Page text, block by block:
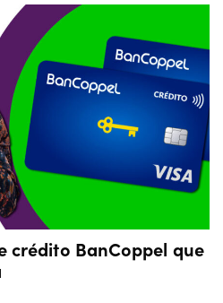
crédito BanCoppel que